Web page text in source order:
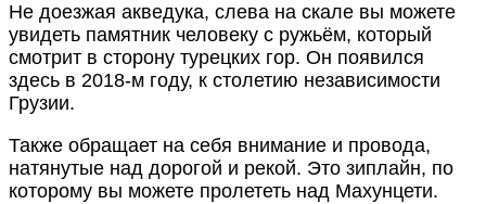
Не доезжая акведука, слева на скале вы можете
увидеть памятник человеку с ружьём, который
смотрит в сторону турецких гор. Он появился
здесь в 2018-м году, к столетию независимости
Грузии.
Также обращает на себя внимание и провода,
натянутые над дорогой и рекой. Это зиплайн, по
которому вы можете пролететь над Махунцети.